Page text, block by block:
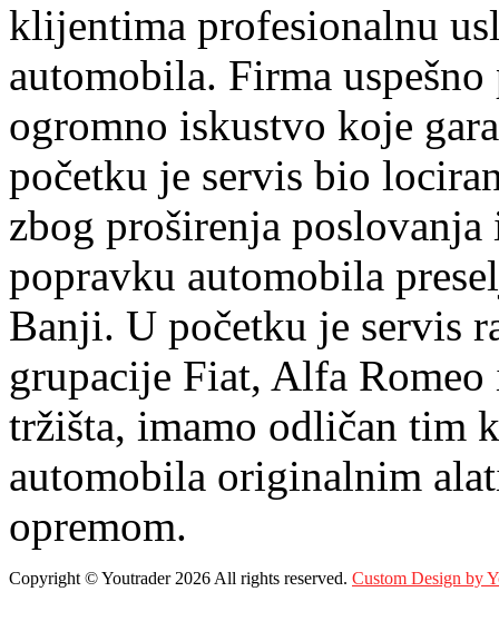
klijentima profesionalnu
automobila. Firma
ogromno iskustvo koje
početku je servis bio
zbog proširenja poslovanja
popravku automobila
Banji. U početku je servis
grupacije Fiat, Alfa
tržišta, imamo odličan tim
automobila originalnim
opremom.
Copyright ©Youtrader2026 All rights reserved. Custom Design by